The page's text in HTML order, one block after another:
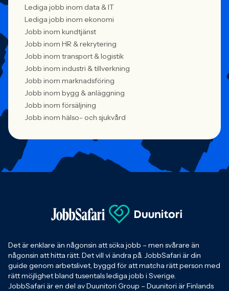
Lediga jobb inom data & IT
Lediga jobb inom ekonomi
Jobb inom kundtjänst
Jobb inom HR & rekrytering
Jobb inom transport & logistik
Jobb inom industri & tillverkning
Jobb inom marknadsföring
Jobb inom bygg & anläggning
Jobb inom försäljning
Jobb inom hälso- och sjukvård
Det är enklare än någonsin att söka jobb – men svårare än
någonsin att hitta rätt. Det vill vi ändra på. JobbSafari är din
guide genom arbetslivet, byggd för att matcha rätt person med
rätt möjlighet bland tusentals lediga jobb i Sverige.
JobbSafari är en del av Duunitori Group – Duunitori är Finlands